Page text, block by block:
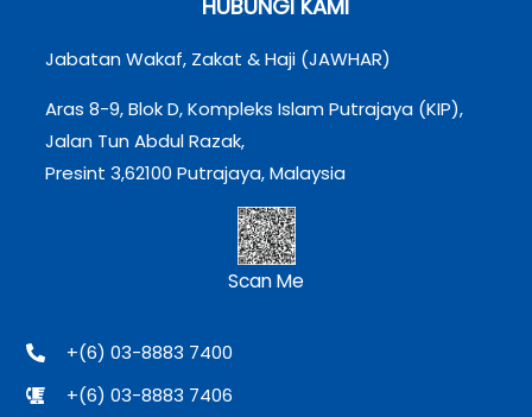
HUBUNGI KAMI
Jabatan Wakaf, Zakat & Haji (JAWHAR)
Aras 8-9, Blok D, Kompleks Islam Putrajaya (KIP),
Jalan Tun Abdul Razak,
Presint 3,62100 Putrajaya, Malaysia
Scan Me
+(6) 03-8883 7400
+(6) 03-8883 7406